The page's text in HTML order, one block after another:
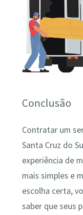
Conclusão
Contratar um
Santa Cruz do
experiência de
mais simples e
escolha certa,
saber que seus